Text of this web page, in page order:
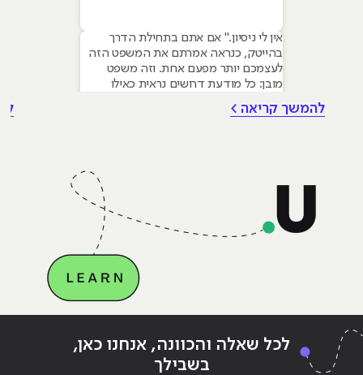
אין לי ניסיון." אם אתם בתחילת הדרך
בהייטק, כנראה אמרתם את המשפט הזה
לעצמכם יותר מפעם אחת. וזה משפט
מובן: כל מודעת דרושים נראית כאילו
כבר נגע במוצר אמיתי, כבר צבר ביטחון.
Continue reading
פלטפורמת וויקס או פלטפורמת וורדפרס?"
להמשך קריאה >
לכל שאלה והכוונה, אנחנו כאן,
בשבילך